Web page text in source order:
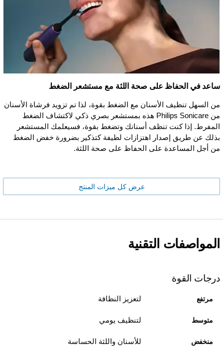
ساعد في الحفاظ على صحة اللثة مع مستشعر الضغط
من السهل تنظيف الأسنان مع الضغط بقوة، لذا تم تزويد فرشاة الأسنان
من Philips Sonicare هذه بمستشعر بصري ذكي لاكتشاف الضغط
المفرط. إذا كنت تنظف أسنانك وتضغط بقوة، فسيعلمك المستشعر
بذلك عن طريق إصدار اهتزازات لطيفة كتذكير بضرورة خفض الضغط
من أجل المساعدة على الحفاظ على صحة اللثة.
عرض كل ميزات المنتج
المواصفات التقنية
درجات القوة
مرتفع لتعزيز النظافة
متوسط لتنظيف يومي
منخفض للأسنان واللثة الحساسة